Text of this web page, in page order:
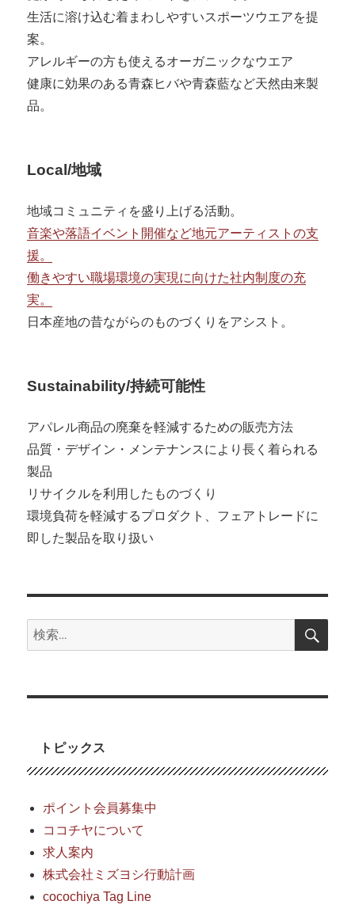
生活に溶け込む着まわしやすいスポーツウエアを提
案。
アレルギーの方も使えるオーガニックなウエア
健康に効果のある青森ヒバや青森藍など天然由来製
品。
Local/地域
地域コミュニティを盛り上げる活動。
音楽や落語イベント開催など地元アーティストの支
援。
働きやすい職場環境の実現に向けた社内制度の充
実。
日本産地の昔ながらのものづくりをアシスト。
Sustainability/持続可能性
アパレル商品の廃棄を軽減するための販売方法
品質・デザイン・メンテナンスにより長く着られる
製品
リサイクルを利用したものづくり
環境負荷を軽減するプロダクト、フェアトレードに
即した製品を取り扱い
検
索:
検
トピックス
ポイント会員募集中
ココチヤについて
求人案内
株式会社ミズヨシ行動計画
cocochiya Tag Line